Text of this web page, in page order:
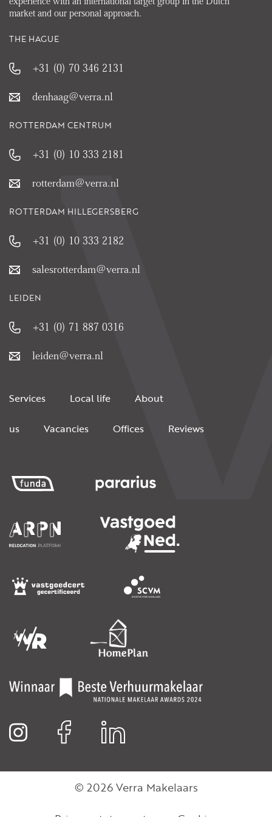
market and our personal approach.
THE HAGUE
+31 (0) 70 346 2131
denhaag@verra.nl
ROTTERDAM CENTRUM
+31 (0) 10 333 2181
rotterdam@verra.nl
ROTTERDAM HILLEGERSBERG
+31 (0) 10 333 2182
salesrotterdam@verra.nl
LEIDEN
+31 (0) 71 887 0316
leiden@verra.nl
Services Local life About
us Vacancies Offices Reviews
© 2026 Verra Makelaars